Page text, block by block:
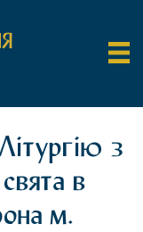
з
в
м.